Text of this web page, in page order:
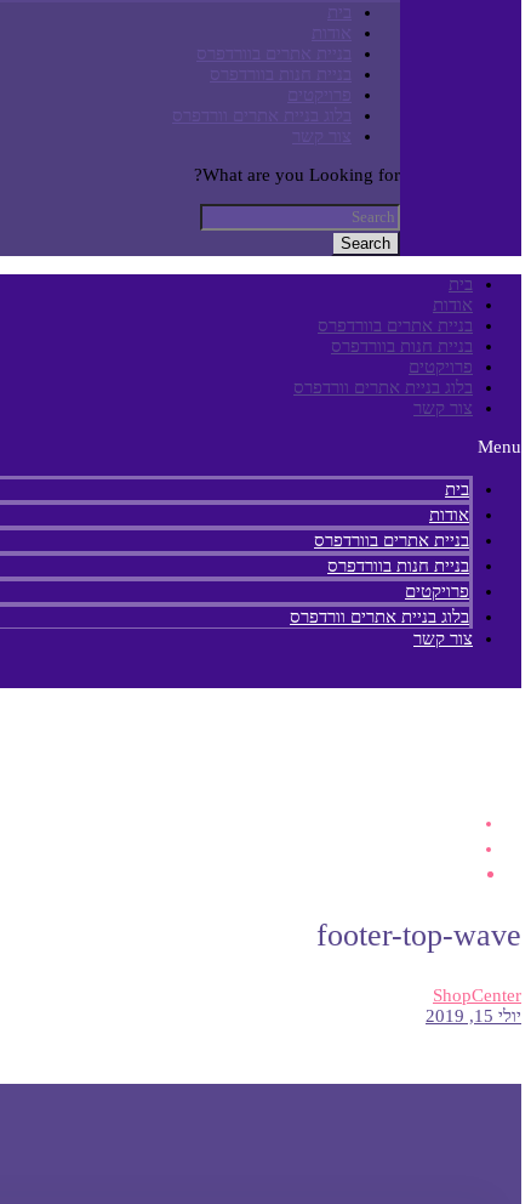
בית
אודות
בניית אתרים בוורדפרס
בניית חנות בוורדפרס
פרויקטים
בלוג בניית אתרים וורדפרס
צור קשר
What are you Looking for?
Search
בית
אודות
בניית אתרים בוורדפרס
בניית חנות בוורדפרס
פרויקטים
בלוג בניית אתרים וורדפרס
צור קשר
Menu
בית
אודות
בניית אתרים בוורדפרס
בניית חנות בוורדפרס
פרויקטים
בלוג בניית אתרים וורדפרס
צור קשר
footer-top-wave
ShopCenter
יולי 15, 2019